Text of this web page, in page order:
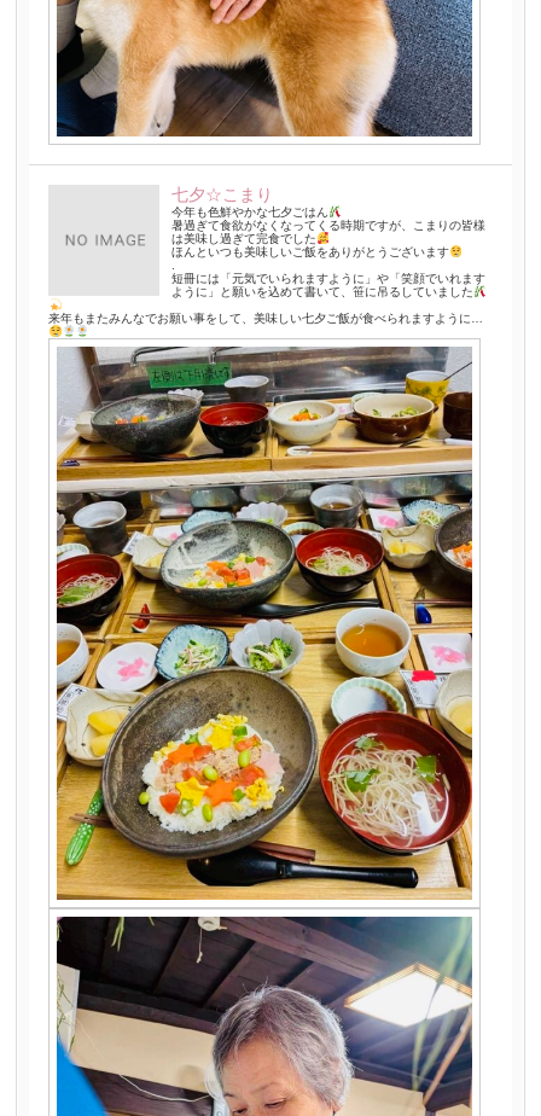
七夕☆こまり
今年も色鮮やかな七夕ごはん
暑過ぎて食欲がなくなってくる時期ですが、こまりの皆様
は美味し過ぎて完食でした
ほんといつも美味しいご飯をありがとうございます
短冊には「元気でいられますように」や「笑顔でいれます
ように」と願いを込めて書いて、笹に吊るしていました
来年もまたみんなでお願い事をして、美味しい七夕ご飯が食べられますように…